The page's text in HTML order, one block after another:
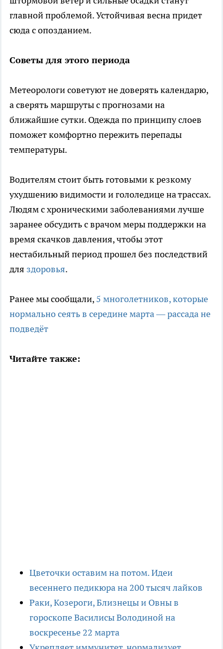
главной проблемой. Устойчивая весна придет
сюда с опозданием.
Советы для этого периода
Метеорологи советуют не доверять календарю,
а сверять маршруты с прогнозами на
ближайшие сутки. Одежда по принципу слоев
поможет комфортно пережить перепады
температуры.
Водителям стоит быть готовыми к резкому
ухудшению видимости и гололедице на трассах.
Людям с хроническими заболеваниями лучше
заранее обсудить с врачом меры поддержки на
время скачков давления, чтобы этот
нестабильный период прошел без последствий
для здоровья.
Ранее мы сообщали, 5 многолетников, которые
нормально сеять в середине марта — рассада не
подведёт
Читайте также:
Цветочки оставим на потом. Идеи
весеннего педикюра на 200 тысяч лайков
Раки, Козероги, Близнецы и Овны в
гороскопе Василисы Володиной на
воскресенье 22 марта